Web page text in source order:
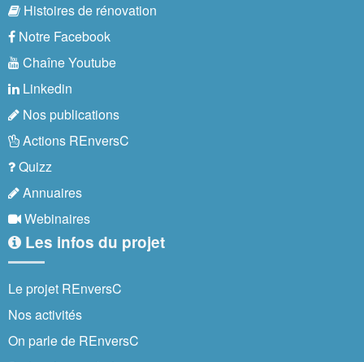
Histoires de rénovation
Notre Facebook
Chaîne Youtube
Linkedin
Nos publications
Actions REnversC
Quizz
Annuaires
Webinaires
Les infos du projet
Le projet REnversC
Nos activités
On parle de REnversC